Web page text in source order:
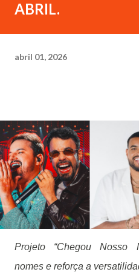
ABRIL.
abril 01, 2026
Projeto “Chegou Nosso
nomes e reforça a